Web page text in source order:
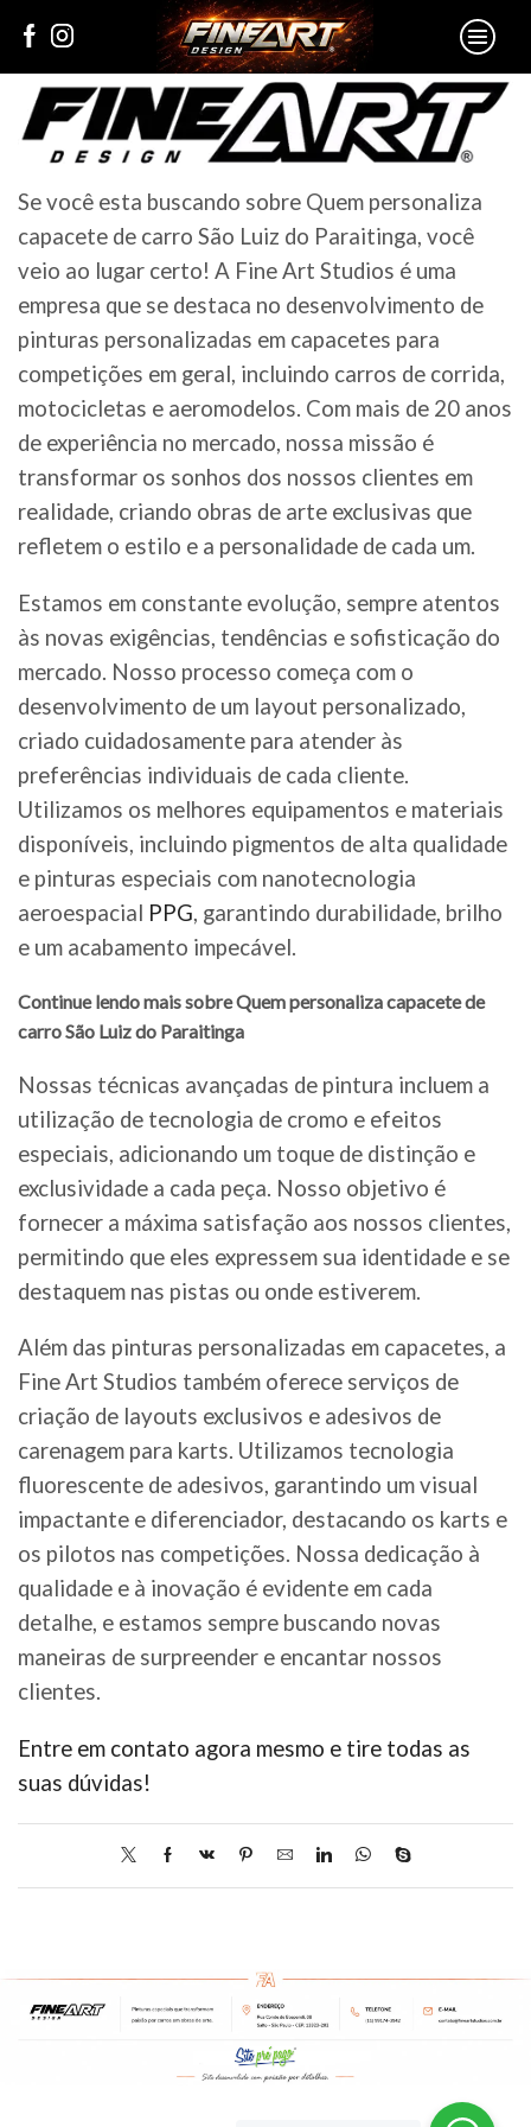
Se você esta buscando sobre Quem personaliza
capacete de carro São Luiz do Paraitinga, você
veio ao lugar certo! A Fine Art Studios é uma
empresa que se destaca no desenvolvimento de
pinturas personalizadas em capacetes para
competições em geral, incluindo carros de corrida,
motocicletas e aeromodelos. Com mais de 20 anos
de experiência no mercado, nossa missão é
transformar os sonhos dos nossos clientes em
realidade, criando obras de arte exclusivas que
refletem o estilo e a personalidade de cada um.
Estamos em constante evolução, sempre atentos
às novas exigências, tendências e sofisticação do
mercado. Nosso processo começa com o
desenvolvimento de um layout personalizado,
criado cuidadosamente para atender às
preferências individuais de cada cliente.
Utilizamos os melhores equipamentos e materiais
disponíveis, incluindo pigmentos de alta qualidade
e pinturas especiais com nanotecnologia
aeroespacial PPG, garantindo durabilidade, brilho
e um acabamento impecável.
Continue lendo mais sobre Quem personaliza capacete de
carro São Luiz do Paraitinga
Nossas técnicas avançadas de pintura incluem a
utilização de tecnologia de cromo e efeitos
especiais, adicionando um toque de distinção e
exclusividade a cada peça. Nosso objetivo é
fornecer a máxima satisfação aos nossos clientes,
permitindo que eles expressem sua identidade e se
destaquem nas pistas ou onde estiverem.
Além das pinturas personalizadas em capacetes, a
Fine Art Studios também oferece serviços de
criação de layouts exclusivos e adesivos de
carenagem para karts. Utilizamos tecnologia
fluorescente de adesivos, garantindo um visual
impactante e diferenciador, destacando os karts e
os pilotos nas competições. Nossa dedicação à
qualidade e à inovação é evidente em cada
detalhe, e estamos sempre buscando novas
maneiras de surpreender e encantar nossos
clientes.
Entre em contato agora mesmo e tire todas as
suas dúvidas!